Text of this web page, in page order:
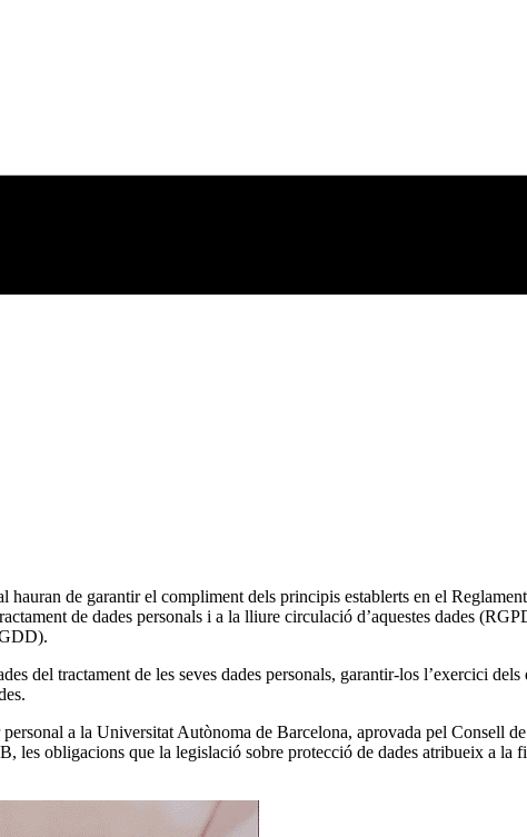
hauran de garantir el compliment dels principis establerts en el
de dades personals i a la lliure circulació d’aquestes dades
del tractament de les seves dades personals, garantir-los l’exercici
a la Universitat Autònoma de Barcelona, aprovada pel Consell
les obligacions que la legislació sobre protecció de dades atribueix a la